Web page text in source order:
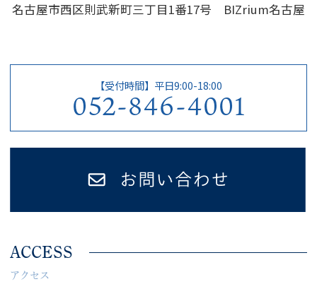
名古屋市西区則武新町三丁目1番17号 BIZrium名古屋
【受付時間】平日9:00-18:00
052-846-4001
ACCESS
アクセス